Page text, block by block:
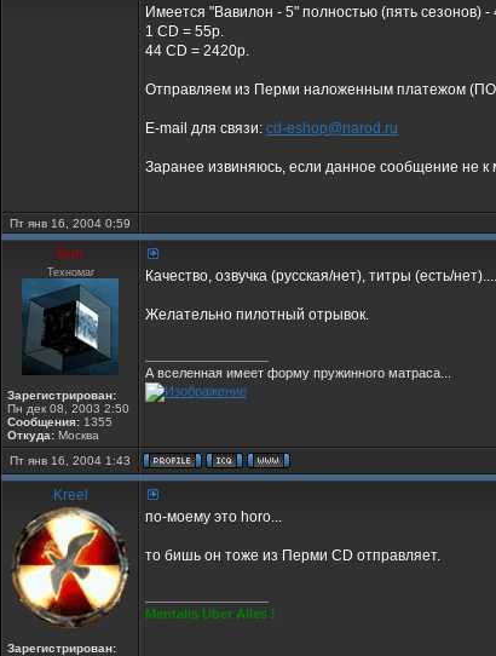
Имеется "Вавилон - 5" полностью (пять сезонов) -
1 CD = 55р.
44 CD = 2420р.
Отправляем из Перми наложенным платежом
E-mail для связи: cd-eshop@narod.ru
Заранее извиняюсь, если данное сообщение не к
Пт янв 16, 2004 0:59
Buh
Техномаг
Зарегистрирован:
Пн дек 08, 2003 2:50
Сообщения: 1355
Откуда: Москва
Качество, озвучка (русская/нет), титры (есть/
Желательно пилотный отрывок.
А вселенная имеет форму пружинного матраса...
Пт янв 16, 2004 1:43
Kreel
Зарегистрирован:
по-моему это horo...
то бишь он тоже из Перми CD отправляет.
Mentalis Uber Alles !